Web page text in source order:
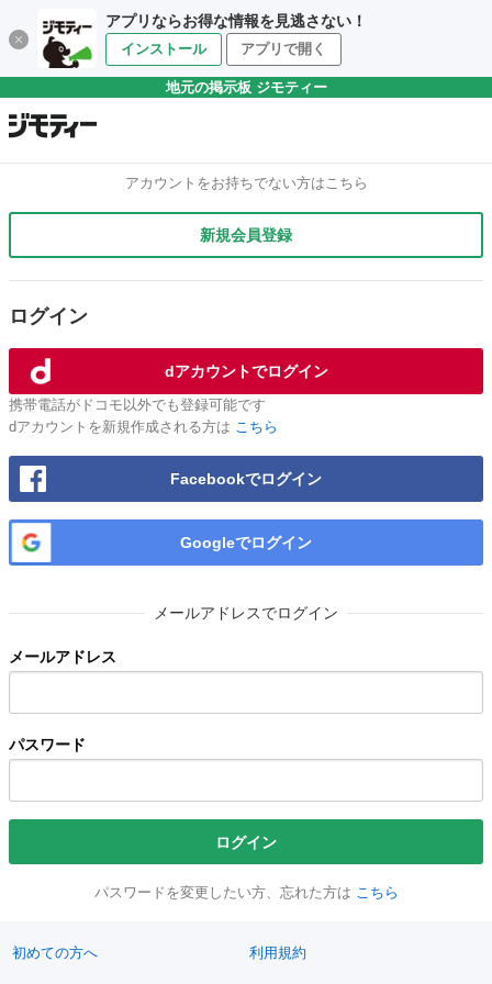
アプリならお得な情報を見逃さない！
インストール アプリで開く
地元の掲示板 ジモティー
アカウントをお持ちでない方はこちら
新規会員登録
ログイン
dアカウントでログイン
携帯電話がドコモ以外でも登録可能です
dアカウントを新規作成される方は こちら
Facebookでログイン
Googleでログイン
メールアドレスでログイン
メールアドレス
パスワード
ログイン
パスワードを変更したい方、忘れた方は こちら
初めての方へ 利用規約